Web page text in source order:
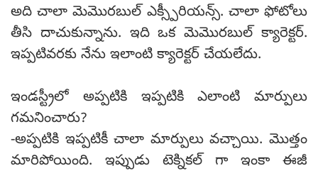
అది చాలా మెమొరబుల్ ఎక్స్పీరియన్స్. చాలా ఫోటోలు
తీసి దాచుకున్నాను. ఇది ఒక మెమొరబుల్ క్యారెక్టర్.
ఇప్పటివరకు నేను ఇలాంటి క్యారెక్టర్ చేయలేదు.
ఇండస్ట్రీలో అప్పటికి ఇప్పటికి ఎలాంటి మార్పులు
గమనించారు?
-అప్పటికి ఇప్పటికీ చాలా మార్పులు వచ్చాయి. మొత్తం
మారిపోయింది. ఇప్పుడు టెక్నికల్ గా ఇంకా ఈజీ